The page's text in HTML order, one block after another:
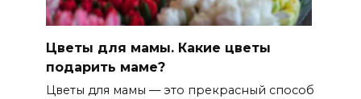
Цветы для мамы. Какие цветы
подарить маме?
Цветы для мамы — это прекрасный способ